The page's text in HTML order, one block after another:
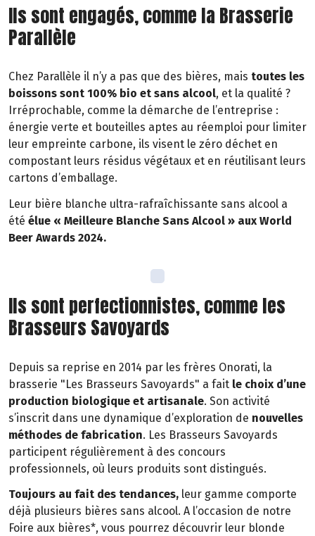
Ils sont engagés, comme la Brasserie
Parallèle
Chez Parallèle il n’y a pas que des bières, mais toutes les
boissons sont 100% bio et sans alcool, et la qualité ?
Irréprochable, comme la démarche de l’entreprise :
énergie verte et bouteilles aptes au réemploi pour limiter
leur empreinte carbone, ils visent le zéro déchet en
compostant leurs résidus végétaux et en réutilisant leurs
cartons d’emballage.
Leur bière blanche ultra-rafraîchissante sans alcool a
été élue « Meilleure Blanche Sans Alcool » aux World
Beer Awards 2024.
Ils sont perfectionnistes, comme les
Brasseurs Savoyards
Depuis sa reprise en 2014 par les frères Onorati, la
brasserie "Les Brasseurs Savoyards" a fait le choix d’une
production biologique et artisanale. Son activité
s’inscrit dans une dynamique d’exploration de nouvelles
méthodes de fabrication. Les Brasseurs Savoyards
participent régulièrement à des concours
professionnels, où leurs produits sont distingués.
Toujours au fait des tendances, leur gamme comporte
déjà plusieurs bières sans alcool. A l’occasion de notre
Foire aux bières*, vous pourrez découvrir leur blonde